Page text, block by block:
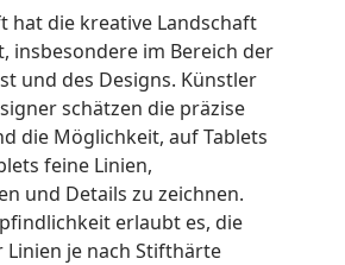
hat die kreative Landschaft
insbesondere im Bereich der
und des Designs. Künstler
schätzen die präzise
die Möglichkeit, auf Tablets
feine Linien,
und Details zu zeichnen.
erlaubt es, die
je nach Stifthärte